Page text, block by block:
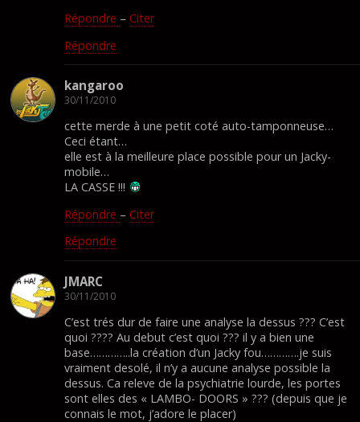
Répondre – Citer
Répondre
kangaroo
30/11/2010
cette merde à une petit coté auto-tamponneuse…
Ceci étant…
elle est à la meilleure place possible pour un Jacky-
mobile…
LA CASSE !!!
Répondre – Citer
Répondre
JMARC
30/11/2010
C’est trés dur de faire une analyse la dessus ??? C’est
quoi ???? Au debut c’est quoi ??? il y a bien une
base…………..la création d’un Jacky fou………….je suis
vraiment desolé, il n’y a aucune analyse possible la
dessus. Ca releve de la psychiatrie lourde, les portes
sont elles des « LAMBO- DOORS » ??? (depuis que je
connais le mot, j’adore le placer)